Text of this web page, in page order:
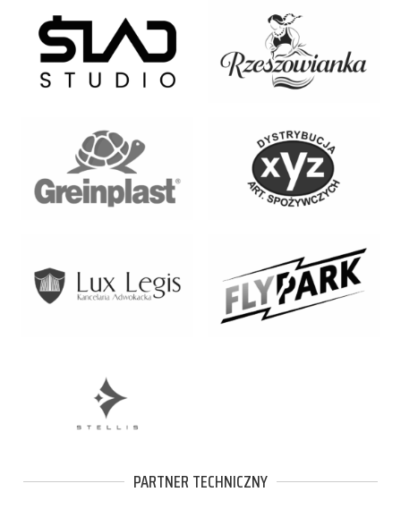
PARTNER TECHNICZNY